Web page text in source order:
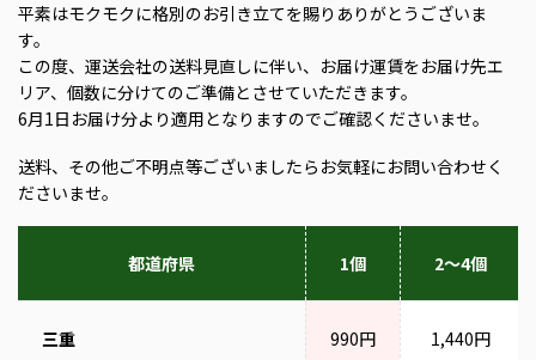
平素はモクモクに格別のお引き立てを賜りありがとうございま
す。
この度、運送会社の送料見直しに伴い、お届け運賃をお届け先エ
リア、個数に分けてのご準備とさせていただきます。
6月1日お届け分より適用となりますのでご確認くださいませ。
送料、その他ご不明点等ございましたらお気軽にお問い合わせく
ださいませ。
都道府県 1個 2～4個
三重 990円 1,440円